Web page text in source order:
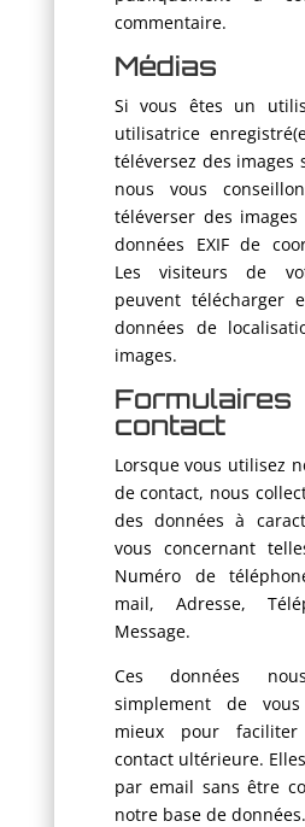
commentaire.
Médias
Si vous êtes un
utilisatrice
téléversez des images
nous vous
téléverser des
données EXIF de
Les visiteurs de
peuvent télécharger
données de
images.
contact
Lorsque vous utilisez
de contact, nous
des données à
vous concernant
Numéro de
mail, Adresse,
Message.
Ces données
simplement de
mieux pour
contact ultérieure.
par email sans être
notre base de données.